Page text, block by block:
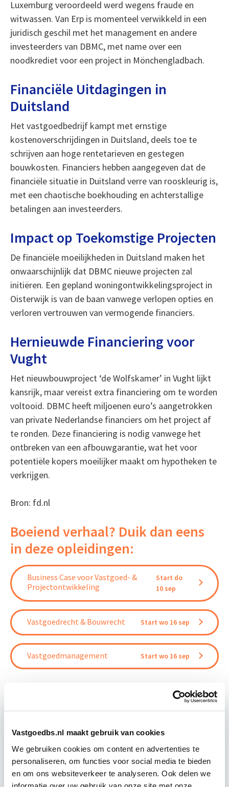
Vastgoedbs.nl maakt gebruik van cookies
We gebruiken cookies om content en advertenties te
personaliseren, om functies voor social media te bieden
en om ons websiteverkeer te analyseren. Ook delen we
Luxemburg veroordeeld werd wegens fraude en
witwassen. Van Erp is momenteel verwikkeld in een
juridisch geschil met het management en andere
investeerders van DBMC, met name over een
noodkrediet voor een project in Mönchengladbach.
Financiële Uitdagingen in
Duitsland
Het vastgoedbedrijf kampt met ernstige
kostenoverschrijdingen in Duitsland, deels toe te
schrijven aan hoge rentetarieven en gestegen
bouwkosten. Financiers hebben aangegeven dat de
financiële situatie in Duitsland verre van rooskleurig is,
met een chaotische boekhouding en achterstallige
betalingen aan investeerders.
Impact op Toekomstige Projecten
De financiële moeilijkheden in Duitsland maken het
onwaarschijnlijk dat DBMC nieuwe projecten zal
initiëren. Een gepland woningontwikkelingsproject in
Oisterwijk is van de baan vanwege verlopen opties en
verloren vertrouwen van vermogende financiers.
Hernieuwde Financiering voor
Vught
Het nieuwbouwproject ‘de Wolfskamer’ in Vught lijkt
kansrijk, maar vereist extra financiering om te worden
voltooid. DBMC heeft miljoenen euro’s aangetrokken
van private Nederlandse financiers om het project af
te ronden. Deze financiering is nodig vanwege het
ontbreken van een afbouwgarantie, wat het voor
potentiële kopers moeilijker maakt om hypotheken te
verkrijgen.
Bron: fd.nl
Boeiend verhaal? Duik dan eens
in deze opleidingen:
Business Case voor Vastgoed- &
Projectontwikkeling
Start do
10 sep
Vastgoedrecht & Bouwrecht Start wo 16 sep
Vastgoedmanagement Start wo 16 sep
Business Case voor Vastgoed- &
Projectontwikkeling
Tijdens deze opleiding leer je om integraal